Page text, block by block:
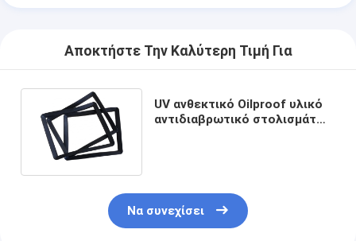
Αποκτήστε Την Καλύτερη Τιμή Για
UV ανθεκτικό Oilproof υλικό
αντιδιαβρωτικό στολισμάτων
Να συνεχίσει